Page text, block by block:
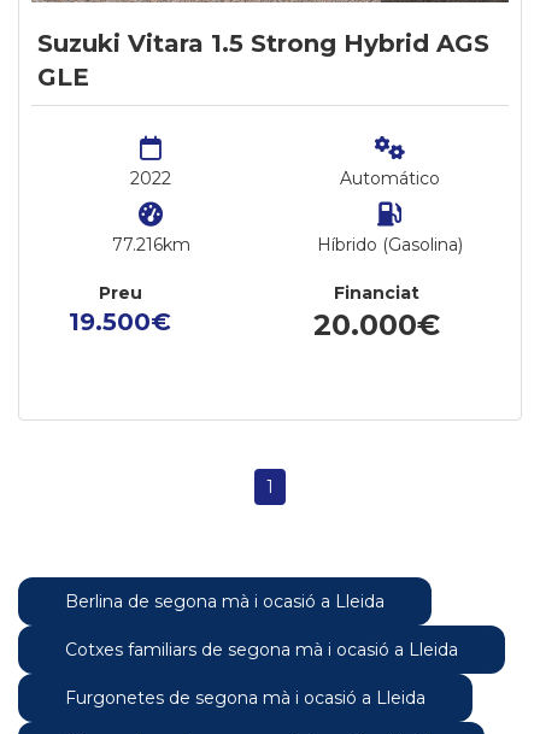
Suzuki Vitara 1.5 Strong Hybrid AGS
GLE
2022
77.216km
Automático
Híbrido (Gasolina)
Preu
19.500€
Financiat
20.000€
1
Berlina de segona mà i ocasió a Lleida
Cotxes familiars de segona mà i ocasió a Lleida
Furgonetes de segona mà i ocasió a Lleida